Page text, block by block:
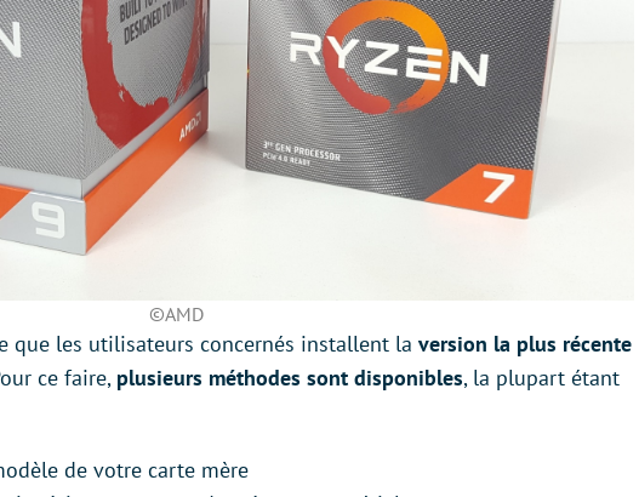
©AMD
que les utilisateurs concernés installent la version la plus récente
ce faire, plusieurs méthodes sont disponibles, la plupart étant
de votre carte mère